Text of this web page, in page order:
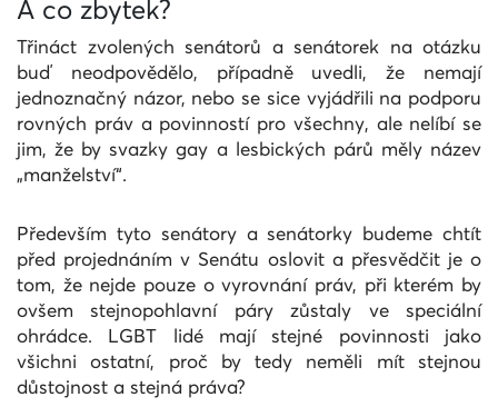
A co zbytek?
Třináct zvolených senátorů a senátorek na otázku
buď neodpovědělo, případně uvedli, že nemají
jednoznačný názor, nebo se sice vyjádřili na podporu
rovných práv a povinností pro všechny, ale nelíbí se
jim, že by svazky gay a lesbických párů měly název
„manželství“.
Především tyto senátory a senátorky budeme chtít
před projednáním v Senátu oslovit a přesvědčit je o
tom, že nejde pouze o vyrovnání práv, při kterém by
ovšem stejnopohlavní páry zůstaly ve speciální
ohrádce. LGBT lidé mají stejné povinnosti jako
všichni ostatní, proč by tedy neměli mít stejnou
důstojnost a stejná práva?